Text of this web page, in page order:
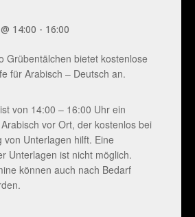
14:00 - 16:00
Grübentälchen bietet kostenlose
für Arabisch – Deutsch an.
von 14:00 – 16:00 Uhr ein
vor Ort, der kostenlos bei
von Unterlagen hilft. Eine
Unterlagen ist nicht möglich.
können auch nach Bedarf